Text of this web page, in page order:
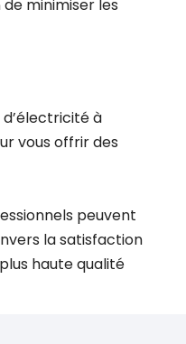
minimiser les
à
vous offrir des
peuvent
la satisfaction
haute qualité